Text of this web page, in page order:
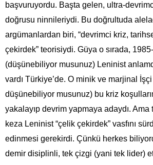
başvuruyordu. Başta gelen, ultra-
doğrusu ninnileriydi. Bu doğrultuda
argümanlardan biri, “devrimci kriz,
çekirdek” teorisiydi. Güya o sırada,
(düşünebiliyor musunuz) Leninist
vardı Türkiye’de. O minik ve marjinal
düşünebiliyor musunuz) bu kriz
yakalayıp devrim yapmaya adaydı.
keza Leninist “çelik çekirdek” vasfını
edinmesi gerekirdi. Çünkü herkes
demir disiplinli, tek çizgi (yani tek lider)